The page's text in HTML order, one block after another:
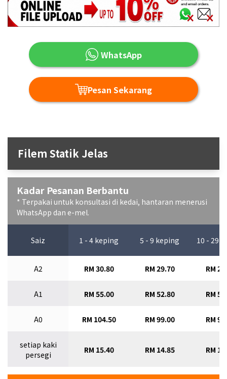
WhatsApp
Pesan Sekarang
Filem Statik Jelas
Kadar Pesanan Berbantu
* Terpakai untuk konsultasi di kedai, hantaran menerusi
WhatsApp dan e-mel.
Saiz 1 - 4 keping 5 - 9 keping 10 - 29
A2 RM 30.80 RM 29.70 RM
A1 RM 55.00 RM 52.80 RM
A0 RM 104.50 RM 99.00 RM
setiap kaki
persegi
RM 15.40 RM 14.85 RM